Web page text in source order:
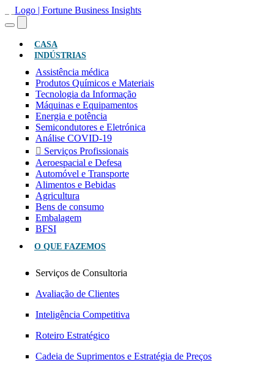
CASA
INDÚSTRIAS
Assistência médica
Produtos Químicos e Materiais
Tecnologia da Informação
Máquinas e Equipamentos
Energia e potência
Semicondutores e Eletrónica
Análise COVID-19
Serviços Profissionais
Aeroespacial e Defesa
Automóvel e Transporte
Alimentos e Bebidas
Agricultura
Bens de consumo
Embalagem
BFSI
O QUE FAZEMOS
Serviços de Consultoria
Avaliação de Clientes
Inteligência Competitiva
Roteiro Estratégico
Cadeia de Suprimentos e Estratégia de Preços